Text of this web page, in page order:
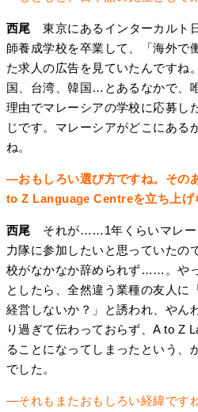
西尾東京にあるインターカルト
師養成学校を卒業して、「海外で
た求人の広告を見ていたんですね
国、台湾、韓国…とあるなかで、
理由でマレーシアの学校に応募し
じです。マレーシアがどこにある
ね。
―おもしろい選び方ですね。その
to Z Language Centreを立ち上げ
西尾 それが……1年くらいマレー
力隊に参加したいと思っていたの
校がなかなか辞められず……。や
としたら、全然違う業種の友人に
経営しないか？」と誘われ、やん
り過ぎて伝わっておらず、A to Z
ることになってしまったという、
でした。
―それもまたおもしろい経緯です